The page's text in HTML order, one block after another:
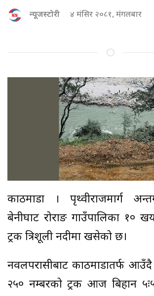
न्यूजस्टोरी ४ मंसिर २०८१, मंगलबार
काठमाडौँ । पृथ्वीराजमार्ग
बेनीघाट रोराङ गाउँपालिका १०
ट्रक त्रिशूली नदीमा खसेको छ।
नवलपरासीबाट काठमाडौँतर्फ
२५० नम्बरको ट्रक आज बिहान